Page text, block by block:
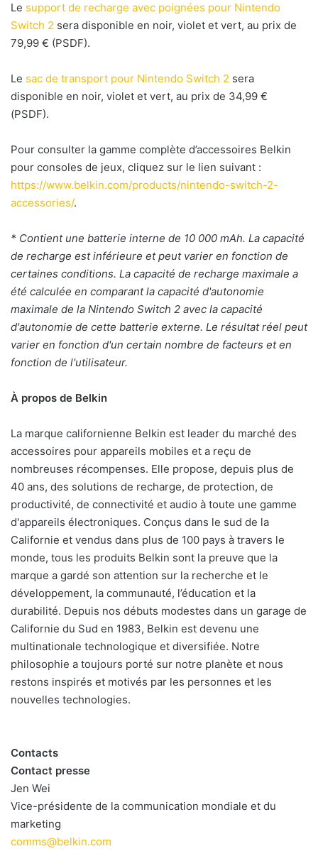
Le support de recharge avec poignées pour Nintendo
Switch 2 sera disponible en noir, violet et vert, au prix de
79,99 € (PSDF).
Le sac de transport pour Nintendo Switch 2 sera
disponible en noir, violet et vert, au prix de 34,99 €
(PSDF).
Pour consulter la gamme complète d’accessoires Belkin
pour consoles de jeux, cliquez sur le lien suivant :
https://www.belkin.com/products/nintendo-switch-2-
accessories/.
* Contient une batterie interne de 10 000 mAh. La capacité
de recharge est inférieure et peut varier en fonction de
certaines conditions. La capacité de recharge maximale a
été calculée en comparant la capacité d'autonomie
maximale de la Nintendo Switch 2 avec la capacité
d'autonomie de cette batterie externe. Le résultat réel peut
varier en fonction d'un certain nombre de facteurs et en
fonction de l'utilisateur.
À propos de Belkin
La marque californienne Belkin est leader du marché des
accessoires pour appareils mobiles et a reçu de
nombreuses récompenses. Elle propose, depuis plus de
40 ans, des solutions de recharge, de protection, de
productivité, de connectivité et audio à toute une gamme
d'appareils électroniques. Conçus dans le sud de la
Californie et vendus dans plus de 100 pays à travers le
monde, tous les produits Belkin sont la preuve que la
marque a gardé son attention sur la recherche et le
développement, la communauté, l’éducation et la
durabilité. Depuis nos débuts modestes dans un garage de
Californie du Sud en 1983, Belkin est devenu une
multinationale technologique et diversifiée. Notre
philosophie a toujours porté sur notre planète et nous
restons inspirés et motivés par les personnes et les
nouvelles technologies.
Contacts
Contact presse
Jen Wei
Vice-présidente de la communication mondiale et du
marketing
comms@belkin.com